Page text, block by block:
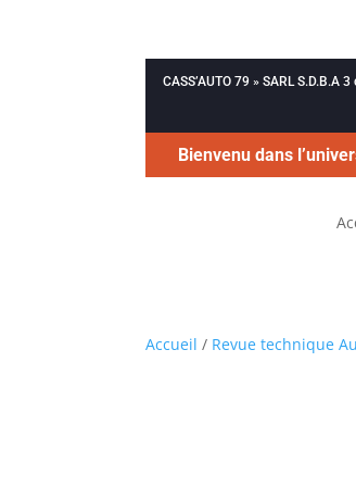
CASS’AUTO 79 » SARL S.D.B.A
Bienvenu dans
Accueil / Revue technique